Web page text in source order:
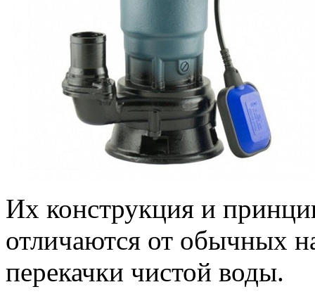
Их конструкция и
отличаются от обычных
перекачки чистой воды.